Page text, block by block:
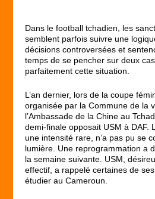
Dans le football tchadien, les
semblent parfois suivre une
décisions controversées et
temps de se pencher sur deux
parfaitement cette situation.
L’an dernier, lors de la coupe
organisée par la Commune de la
l’Ambassade de la Chine au
demi-finale opposait USM à DAF.
une intensité rare, n’a pas pu se
lumière. Une reprogrammation a
la semaine suivante. USM,
effectif, a rappelé certaines de
étudier au Cameroun.